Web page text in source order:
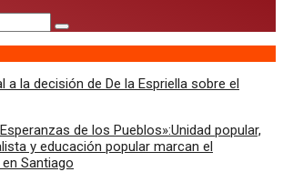
a la decisión de De la Espriella sobre el
de los Pueblos»:Unidad popular,
y educación popular marcan el
Santiago